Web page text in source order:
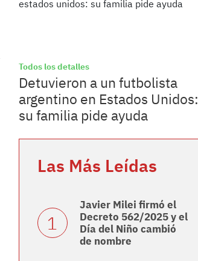
Todos los detalles
Detuvieron a un futbolista
argentino en Estados Unidos:
su familia pide ayuda
Las Más Leídas
Javier Milei firmó el
Decreto 562/2025 y el
Día del Niño cambió
de nombre